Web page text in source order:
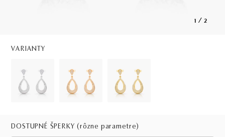
1 / 2
VARIANTY
DOSTUPNÉ ŠPERKY(rôzne parametre)